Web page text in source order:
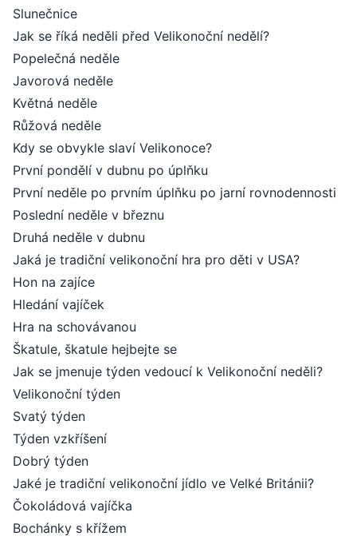
Slunečnice
Jak se říká neděli před Velikonoční nedělí?
Popelečná neděle
Javorová neděle
Květná neděle
Růžová neděle
Kdy se obvykle slaví Velikonoce?
První pondělí v dubnu po úplňku
První neděle po prvním úplňku po jarní rovnodennosti
Poslední neděle v březnu
Druhá neděle v dubnu
Jaká je tradiční velikonoční hra pro děti v USA?
Hon na zajíce
Hledání vajíček
Hra na schovávanou
Škatule, škatule hejbejte se
Jak se jmenuje týden vedoucí k Velikonoční neděli?
Velikonoční týden
Svatý týden
Týden vzkříšení
Dobrý týden
Jaké je tradiční velikonoční jídlo ve Velké Británii?
Čokoládová vajíčka
Bochánky s křížem